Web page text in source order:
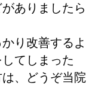
ありましたら
り改善するよ
てしまった
、どうぞ当院